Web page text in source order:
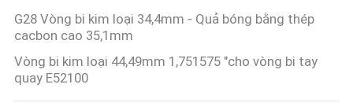
TIN
TỨC
G28 Vòng bi kim loại 34,4mm - Quả bóng bằng thép
cacbon cao 35,1mm
Vòng bi kim loại 44,49mm 1,751575 "cho vòng bi tay
quay E52100